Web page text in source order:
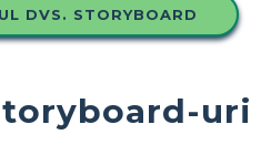
DVS. STORYBOARD
uri